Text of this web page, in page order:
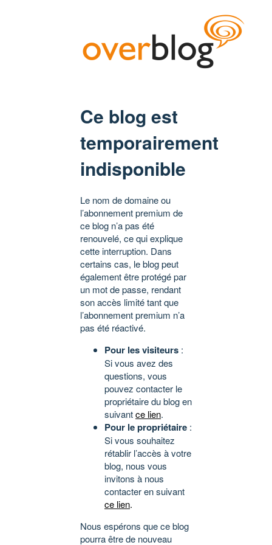
Ce blog est
temporairement
indisponible
Le nom de domaine ou
l’abonnement premium de
ce blog n’a pas été
renouvelé, ce qui explique
cette interruption. Dans
certains cas, le blog peut
également être protégé par
un mot de passe, rendant
son accès limité tant que
l’abonnement premium n’a
pas été réactivé.
Pour les visiteurs :
Si vous avez des
questions, vous
pouvez contacter le
propriétaire du blog en
suivantce lien.
Pour le propriétaire :
Si vous souhaitez
rétablir l’accès à votre
blog, nous vous
invitons à nous
contacter en suivant
ce lien.
Nous espérons que ce blog
pourra être de nouveau